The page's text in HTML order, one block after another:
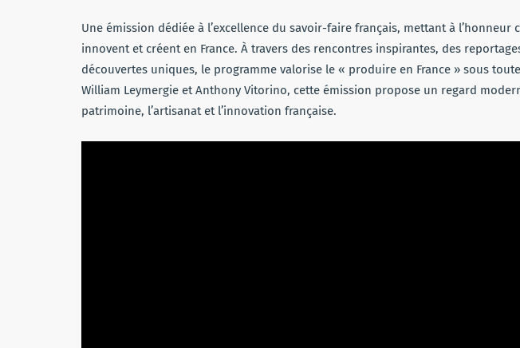
Une émission dédiée à l’excellence du savoir-faire français, mettant à l’honneur
innovent et créent en France. À travers des rencontres inspirantes, des
découvertes uniques, le programme valorise le « produire en France » sous
William Leymergie et Anthony Vitorino, cette émission propose un regard
patrimoine, l’artisanat et l’innovation française.